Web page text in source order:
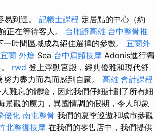
易到達。 記帳士課程 定居點的中心（約
正在等待客人。 台胞證高雄 台中整骨推
時間區域成為絕佳選擇的參數。 宜蘭外
宜蘭 外燴 Sea 台中肩頸按摩 Adonis進行獨
rwd 登上浮動宮殿，經典優雅和現代舒
力盡力而為而感到自豪。 高雄 會計課程
難忘的體驗，因此我們仔細計劃了所有細
景觀的魔力，異國情調的假期，令人印象
優化 南屯整骨 我們的夏季巡遊和城市參觀
北整復按摩 在我們的零售店中，我們提供